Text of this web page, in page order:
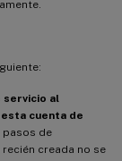
servicio al
cuenta de
pasos de
creada no se